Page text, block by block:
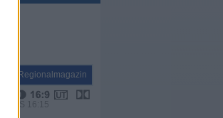
Regionalmagazin
VPS 16:15